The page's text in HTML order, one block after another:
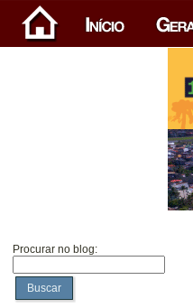
Procurar no blog:
Buscar